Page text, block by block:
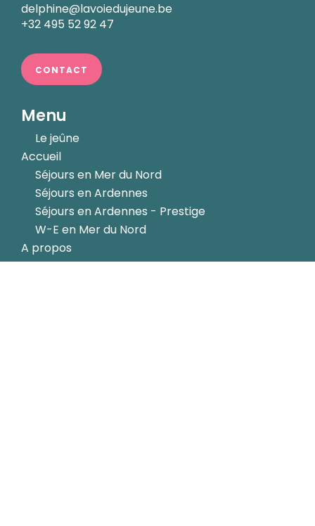
delphine@lavoiedujeune.be
+32 495 52 92 47
CONTACT
Menu
Le jeûne
Accueil
Séjours en Mer du Nord
Séjours en Ardennes
Séjours en Ardennes - Prestige
W-E en Mer du Nord
A propos
Blog